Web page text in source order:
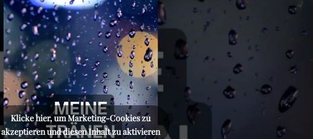
Klicke hier, um Marketing-Cookies zu
akzeptieren und diesen Inhalt zu aktivieren